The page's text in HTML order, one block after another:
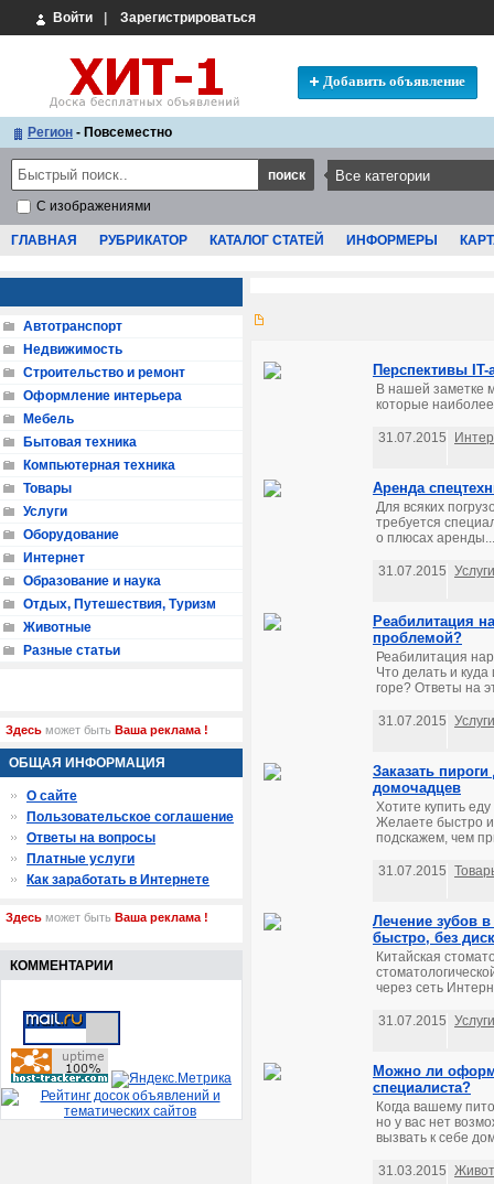
Войти Зарегистрироваться
Добавить объявление
Регион - Повсеместно
С изображениями
ГЛАВНАЯ РУБРИКАТОР КАТАЛОГ СТАТЕЙ ИНФОРМЕРЫ
Перспективы IT-
В нашей заметке
которые
31.07.2015
Аренда
Для всяких
требуется
о плюсах аренды...
31.07.2015 Услуги
Реабилитация
проблемой?
Реабилитация
Что делать и
горе? Ответы на
31.07.2015 Услуги
Заказать
домочадцев
Хотите купить
Желаете быстро
подскажем, чем
31.07.2015
Лечение зубов
быстро, без
Китайская
через сеть
31.07.2015 Услуги
Можно ли
специалиста?
Когда вашему
но у вас нет
вызвать к себе
31.03.2015
Автотранспорт
Недвижимость
Строительство и ремонт
Оформление интерьера
Мебель
Бытовая техника
Компьютерная техника
Товары
Услуги
Оборудование
Интернет
Образование и наука
Отдых, Путешествия, Туризм
Животные
Разные статьи
Здесь может быть Ваша реклама !
ОБЩАЯ ИНФОРМАЦИЯ
О сайте
Пользовательское соглашение
Ответы на вопросы
Платные услуги
Как заработать в Интернете
Здесь может быть Ваша реклама !
КОММЕНТАРИИ